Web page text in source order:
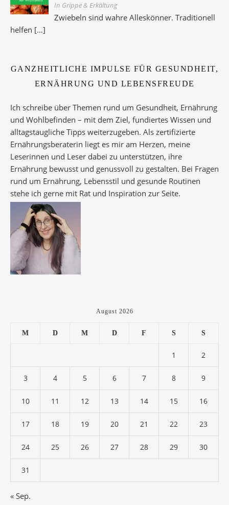
In Grippe & Erkältung
Zwiebeln sind wahre Alleskönner. Traditionell
helfen […]
GANZHEITLICHE IMPULSE FÜR GESUNDHEIT,
ERNÄHRUNG UND LEBENSFREUDE
Ich schreibe über Themen rund um Gesundheit, Ernährung
und Wohlbefinden – mit dem Ziel, fundiertes Wissen und
alltagstaugliche Tipps weiterzugeben. Als zertifizierte
Ernährungsberaterin liegt es mir am Herzen, meine
Leserinnen und Leser dabei zu unterstützen, ihre
Ernährung bewusst und genussvoll zu gestalten. Bei Fragen
rund um Ernährung, Lebensstil und gesunde Routinen
stehe ich gerne mit Rat und Inspiration zur Seite.
August 2026
M D M D F S S
1 2
3 4 5 6 7 8 9
10 11 12 13 14 15 16
17 18 19 20 21 22 23
24 25 26 27 28 29 30
31
« Sep.